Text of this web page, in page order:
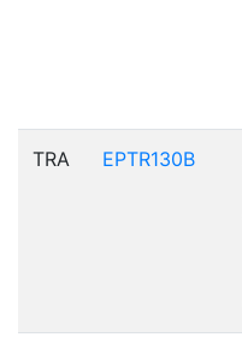
TRA EPTR130B